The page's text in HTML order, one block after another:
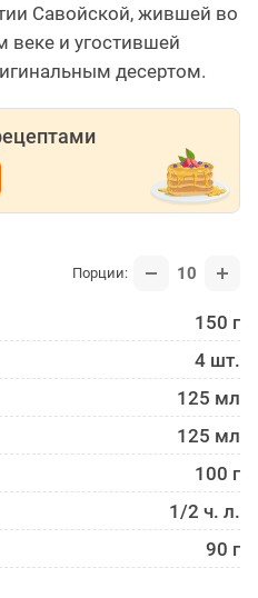
Савойской, жившей во
веке и угостившей
десертом.
Порции: 10
150 г
4 шт.
125 мл
125 мл
100 г
1/2 ч. л.
90 г